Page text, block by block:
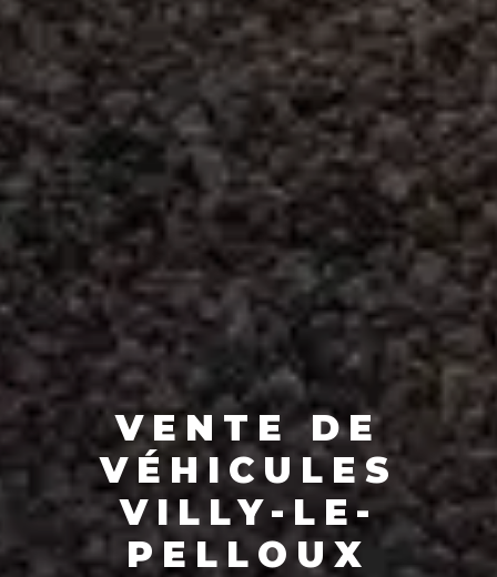
VENTE DE
VÉHICULES
VILLY-LE-
PELLOUX